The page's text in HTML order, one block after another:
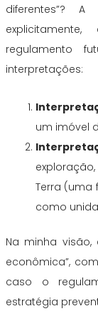
diferentes”?
regulamento
interpretações:
um imóvel
Terra (uma
como
Na minha
econômica”,
caso o
estratégia